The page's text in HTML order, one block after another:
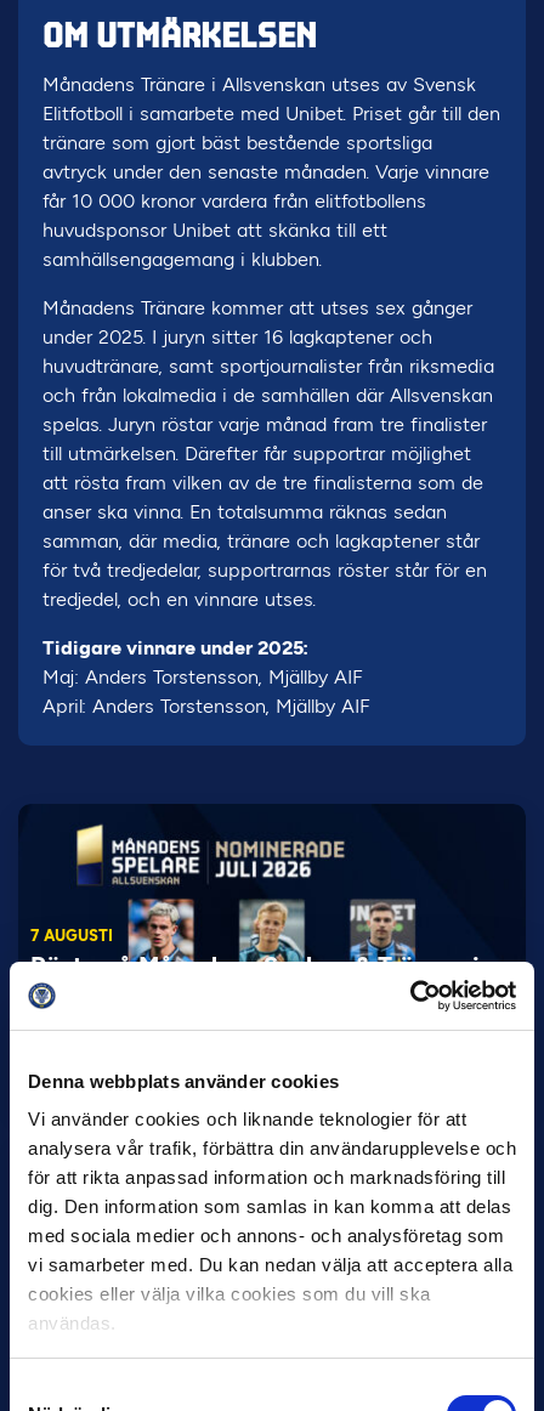
Denna webbplats använder cookies
Vi använder cookies och liknande teknologier för att
analysera vår trafik, förbättra din användarupplevelse och
för att rikta anpassad information och marknadsföring till
dig. Den information som samlas in kan komma att delas
med sociala medier och annons- och analysföretag som
vi samarbeter med. Du kan nedan välja att acceptera alla
cookies eller välja vilka cookies som du vill ska
användas.
OM UTMÄRKELSEN
Månadens Tränare i Allsvenskan utses av Svensk
Elitfotboll i samarbete med Unibet. Priset går till den
tränare som gjort bäst bestående sportsliga
avtryck under den senaste månaden. Varje vinnare
får 10 000 kronor vardera från elitfotbollens
huvudsponsor Unibet att skänka till ett
samhällsengagemang i klubben.
Månadens Tränare kommer att utses sex gånger
under 2025. I juryn sitter 16 lagkaptener och
huvudtränare, samt sportjournalister från riksmedia
och från lokalmedia i de samhällen där Allsvenskan
spelas. Juryn röstar varje månad fram tre finalister
till utmärkelsen. Därefter får supportrar möjlighet
att rösta fram vilken av de tre finalisterna som de
anser ska vinna. En totalsumma räknas sedan
samman, där media, tränare och lagkaptener står
för två tredjedelar, supportrarnas röster står för en
tredjedel, och en vinnare utses.
Tidigare vinnare under 2025:
Maj: Anders Torstensson, Mjällby AIF
April: Anders Torstensson, Mjällby AIF
7 AUGUSTI
Rösta på Månadens Spelare & Tränare i
juli
IK Sirius fortsätter att sätta tonen i Allsvenskan med sin
till…
27 JULI
Joachim Björklund tar över IFK Göteborg
Stefan Billborns uppdrag som huvudtränare i herrlaget har